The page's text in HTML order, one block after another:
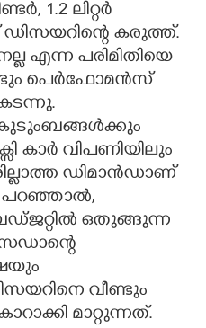
1.2 ലിറ്റർ
കരുത്ത്.
എന്ന പരിമിതിയെ
പെർഫോമൻസ്
കാർ വിപണിയിലും
ഡിമാൻഡാണ്
പറഞ്ഞാൽ,
ഒതുങ്ങുന്ന
വീണ്ടും
മാറ്റുന്നത്.